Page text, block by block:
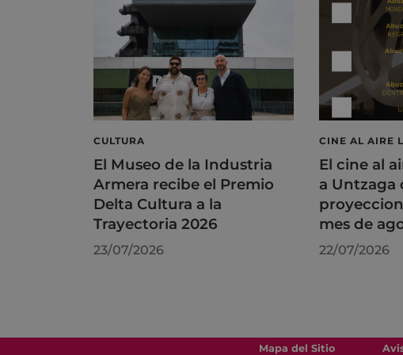
CULTURA
El Museo de la Industria
Armera recibe el Premio
Delta Cultura a la
Trayectoria 2026
23/07/2026
CINE AL AIRE
El cine al
a Untzaga
mes de
22/07/2026
Mapa del Sitio